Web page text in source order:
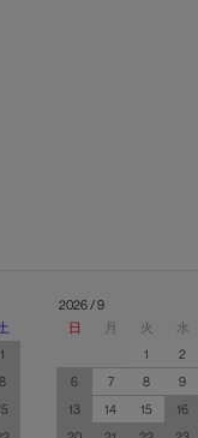
1
8
2026 / 9
日
月 火 水
1
2
6
7 8 9
13
14 15 16